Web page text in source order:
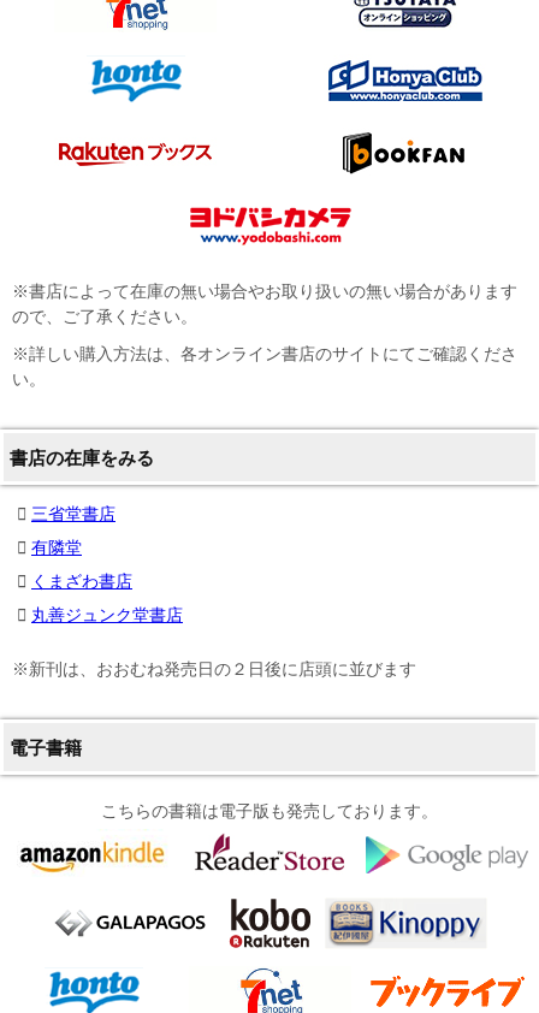
※書店によって在庫の無い場合やお取り扱いの無い場合があります
ので、ご了承ください。
※詳しい購入方法は、各オンライン書店のサイトにてご確認くださ
い。
書店の在庫をみる
三省堂書店
有隣堂
くまざわ書店
丸善ジュンク堂書店
※新刊は、おおむね発売日の２日後に店頭に並びます
電子書籍
こちらの書籍は電子版も発売しております。